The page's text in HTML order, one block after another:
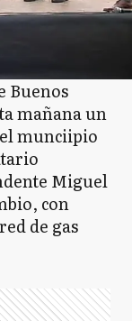
Buenos
mañana un
munciipio
Miguel
con
de gas